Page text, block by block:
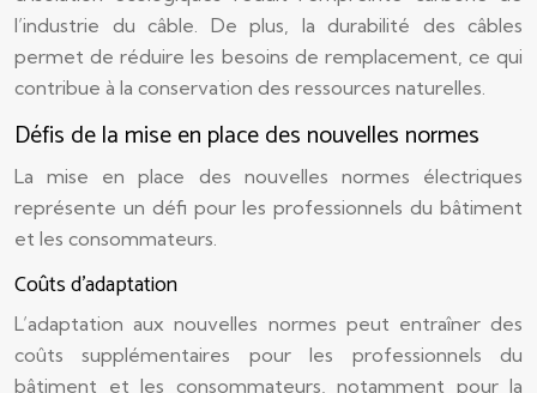
l’industrie du câble. De plus, la durabilité des câbles
permet de réduire les besoins de remplacement, ce qui
contribue à la conservation des ressources naturelles.
Défis de la mise en place des nouvelles normes
La mise en place des nouvelles normes électriques
représente un défi pour les professionnels du bâtiment
et les consommateurs.
Coûts d’adaptation
L’adaptation aux nouvelles normes peut entraîner des
coûts supplémentaires pour les professionnels du
bâtiment et les consommateurs, notamment pour la